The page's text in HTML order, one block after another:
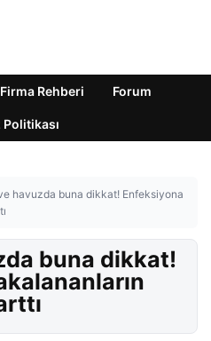
Firma Rehberi Forum
Politikası
havuzda buna dikkat! Enfeksiyona
buna dikkat!